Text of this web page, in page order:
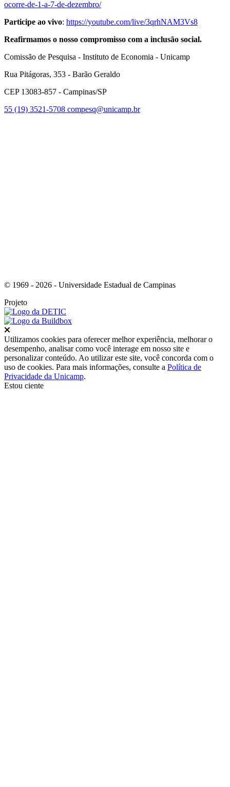
ocorre-de-1-a-7-de-dezembro/
Participe ao vivo: https://youtube.com/live/3qrhNAM3Vs8
Reafirmamos o nosso compromisso com a inclusão social.
Comissão de Pesquisa - Instituto de Economia - Unicamp
Rua Pitágoras, 353 - Barão Geraldo
CEP 13083-857 - Campinas/SP
55 (19) 3521-5708 compesq@unicamp.br
© 1969 - 2026 - Universidade Estadual de Campinas
Projeto
Utilizamos cookies para oferecer melhor experiência, melhorar o
desempenho, analisar como você interage em nosso site e
personalizar conteúdo. Ao utilizar este site, você concorda com o
uso de cookies. Para mais informações, consulte a Política de
Privacidade da Unicamp.
Estou ciente